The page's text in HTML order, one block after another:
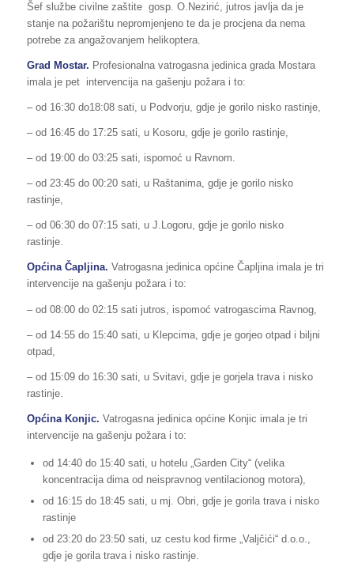
Šef službe civilne zaštite gosp. O.Nezirić, jutros javlja da je
stanje na požarištu nepromjenjeno te da je procjena da nema
potrebe za angažovanjem helikoptera.
Grad Mostar. Profesionalna vatrogasna jedinica grada Mostara
imala je pet intervencija na gašenju požara i to:
– od 16:30 do18:08 sati, u Podvorju, gdje je gorilo nisko rastinje,
– od 16:45 do 17:25 sati, u Kosoru, gdje je gorilo rastinje,
– od 19:00 do 03:25 sati, ispomoć u Ravnom.
– od 23:45 do 00:20 sati, u Raštanima, gdje je gorilo nisko
rastinje,
– od 06:30 do 07:15 sati, u J.Logoru, gdje je gorilo nisko
rastinje.
Općina Čapljina. Vatrogasna jedinica općine Čapljina imala je tri
intervencije na gašenju požara i to:
– od 08:00 do 02:15 sati jutros, ispomoć vatrogascima Ravnog,
– od 14:55 do 15:40 sati, u Klepcima, gdje je gorjeo otpad i biljni
otpad,
– od 15:09 do 16:30 sati, u Svitavi, gdje je gorjela trava i nisko
rastinje.
Općina Konjic. Vatrogasna jedinica općine Konjic imala je tri
intervencije na gašenju požara i to:
od 14:40 do 15:40 sati, u hotelu „Garden City“ (velika
koncentracija dima od neispravnog ventilacionog motora),
od 16:15 do 18:45 sati, u mj. Obri, gdje je gorila trava i nisko
rastinje
od 23:20 do 23:50 sati, uz cestu kod firme „Valjčići“ d.o.o.,
gdje je gorila trava i nisko rastinje.